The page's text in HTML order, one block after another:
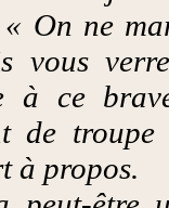
On ne
vous
à ce
de troupe
à propos.